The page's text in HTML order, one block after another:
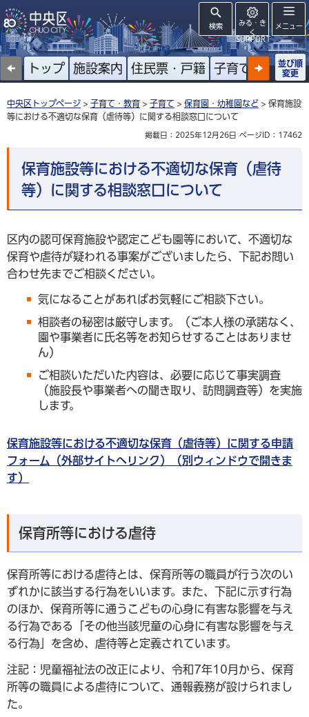
検索
みる・き
く
SUPPORT
メニュー
トップ 施設案内 住民票・戸籍 子育て 高齢者
並び順
変更
中央区トップページ > 子育て・教育 > 子育て > 保育園・幼稚園など > 保育施設
等における不適切な保育（虐待等）に関する相談窓口について
掲載日：2025年12月26日 ページID：17462
保育施設等における不適切な保育（虐待
等）に関する相談窓口について
区内の認可保育施設や認定こども園等において、不適切な
保育や虐待が疑われる事案がございましたら、下記お問い
合わせ先までご相談ください。
気になることがあればお気軽にご相談下さい。
相談者の秘密は厳守します。（ご本人様の承諾なく、
園や事業者に氏名等をお知らせすることはありませ
ん）
ご相談いただいた内容は、必要に応じて事実調査
（施設長や事業者への聞き取り、訪問調査等）を実施
します。
保育施設等における不適切な保育（虐待等）に関する申請
フォーム（外部サイトへリンク）（別ウィンドウで開きま
す）
保育所等における虐待
保育所等における虐待とは、保育所等の職員が行う次のい
ずれかに該当する行為をいいます。また、下記に示す行為
のほか、保育所等に通うこどもの心身に有害な影響を与え
る行為である「その他当該児童の心身に有害な影響を与え
る行為」を含め、虐待等と定義されています。
注記：児童福祉法の改正により、令和7年10月から、保育
所等の職員による虐待について、通報義務が設けられまし
た。